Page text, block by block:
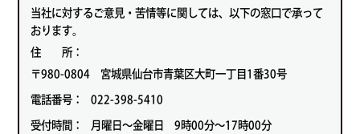
当社に対するご意見・苦情等に関しては、以下の窓口で承って
おります。
住 所：
〒980-0804 宮城県仙台市青葉区大町一丁目1番30号
電話番号： 022-398-5410
受付時間： 月曜日～金曜日 9時00分～17時00分